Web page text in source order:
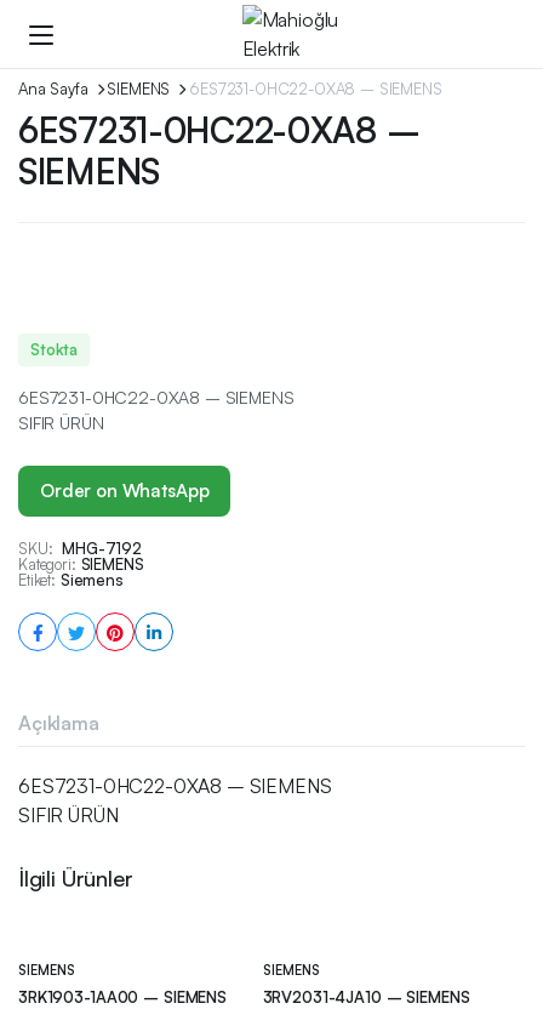
Ana Sayfa SIEMENS 6ES7231-0HC22-0XA8 – SIEMENS
6ES7231-0HC22-0XA8 –
SIEMENS
Stokta
6ES7231-0HC22-0XA8 – SIEMENS
SIFIR ÜRÜN
Order on WhatsApp
SKU: MHG-7192
Kategori: SIEMENS
Etiket: Siemens
Açıklama
6ES7231-0HC22-0XA8 – SIEMENS
SIFIR ÜRÜN
İlgili Ürünler
SIEMENS
3RK1903-1AA00 – SIEMENS
SIEMENS
3RV2031-4JA10 – SIEMENS